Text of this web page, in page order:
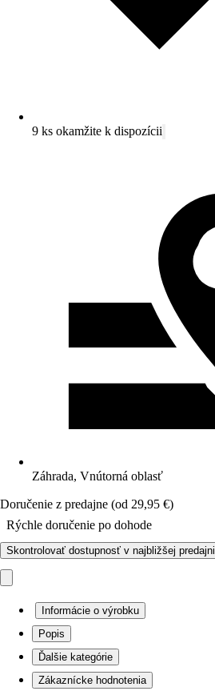
9 ks okamžite k dispozícii
Záhrada, Vnútorná oblasť
Doručenie z predajne (od 29,95 €)
Rýchle doručenie po dohode
Skontrolovať dostupnosť v najbližšej predajni
Informácie o výrobku
Popis
Ďalšie kategórie
Zákaznícke hodnotenia